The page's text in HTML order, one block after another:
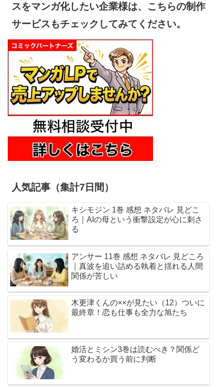
スをマンガ化したい企業様は、こちらの制作
サービスもチェックしてみてください。
人気記事（集計7日間）
キシモジン 1巻 感想 ネタバレ 見どこ
ろ｜AIの母という衝撃設定が心に刺さ
る
アンサー 11巻 感想 ネタバレ 見どころ
｜真波を追い詰める執着と揺れる人間
関係が苦しい
木更津くんの××が見たい（12）ついに
最終章！恋も仕事も全力な旭たち
婚活とミシン3巻は読むべき？関係ど
う変わるか買う前に判断